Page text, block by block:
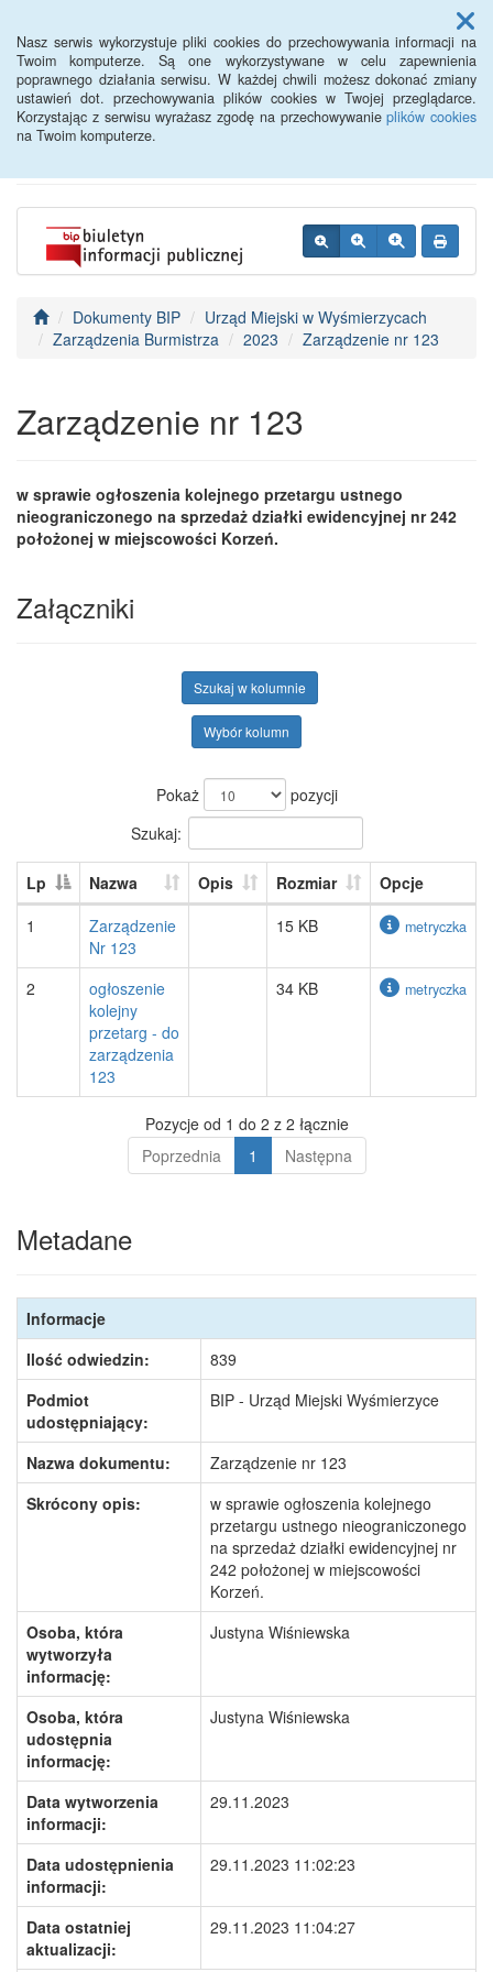
Nasz serwis wykorzystuje pliki cookies do przechowywania informacji na
Twoim komputerze. Są one wykorzystywane w celu zapewnienia
poprawnego działania serwisu. W każdej chwili możesz dokonać zmiany
ustawień dot. przechowywania plików cookies w Twojej przeglądarce.
Korzystając z serwisu wyrażasz zgodę na przechowywanieplików cookies
na Twoim komputerze.
Menu
BIP - Urząd Miejski
Wyśmierzyce
Dokumenty BIP
Urząd Miejski w Wyśmierzycach
Zarządzenia Burmistrza
2023 Zarządzenie nr 123
Zarządzenie nr 123
w sprawie ogłoszenia kolejnego przetargu ustnego
nieograniczonego na sprzedaż działki ewidencyjnej nr 242
położonej w miejscowości Korzeń.
Załączniki
Szukaj w kolumnie
Wybór kolumn
Pokaż
pozycji
Szukaj:
Lp Nazwa Opis Rozmiar
Opcje
1
Zarządzenie
Nr 123
15 KB metryczka
2
ogłoszenie
kolejny
przetarg - do
zarządzenia
123
34 KB metryczka
Pozycje od 1 do 2 z 2 łącznie
Poprzednia
1 Następna
Metadane
Informacje
Ilość odwiedzin:
839
Podmiot
udostępniający:
BIP - Urząd Miejski Wyśmierzyce
Nazwa dokumentu:
Zarządzenie nr 123
Skrócony opis:
w sprawie ogłoszenia kolejnego
przetargu ustnego nieograniczonego
na sprzedaż działki ewidencyjnej nr
242 położonej w miejscowości
Korzeń.
Osoba, która
wytworzyła
informację:
Justyna Wiśniewska
Osoba, która
udostępnia
informację:
Justyna Wiśniewska
Data wytworzenia
informacji:
29.11.2023
Data udostępnienia
informacji:
29.11.2023 11:02:23
Data ostatniej
aktualizacji:
29.11.2023 11:04:27